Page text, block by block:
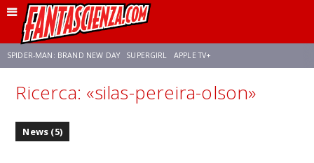
SPIDER-MAN: BRAND NEW DAY SUPERGIRL APPLE TV+
FRANCO RICCIARDIELLO ZENDAYA STAR TREK AVENGERS: DOOMSDAY
Ricerca: «silas-pereira-olson»
News (5)